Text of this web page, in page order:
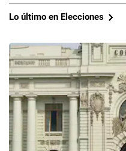
Lo último en Elecciones